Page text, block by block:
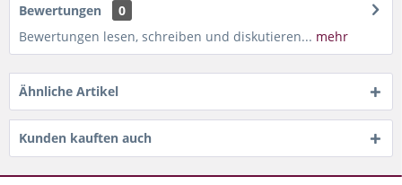
Bewertungen
0
Bewertungen lesen, schreiben und diskutieren... mehr
Ähnliche Artikel
Kunden kauften auch